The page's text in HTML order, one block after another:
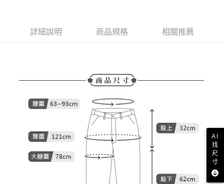
【「AFTEE先享後付」結帳流程】
ATM／網路銀行／等多元方式進行付款，方視為交易完成。
購買商品的店家。未經商家同意取消之訂單仍視為有效，需透過AFTEE先享
後付繳納相關費用。
※ 交易是否成功請以「AFTEE先享後付 」之結帳頁面顯示為準，若有關於
是否繳費成功／繳費後需取消欲退款等相關疑問，請聯繫「AFTEE先享後付
客戶支援中心」 https://netprotections.freshdesk.com/support/home
【注意事項】
１．透過由恩沛科技股份有限公司提供之「AFTEE先享後付」服務完成之交
易，需依本服務之必要範圍內提供個人資料，並將交易相關給付款項請求債
免運費
詳細說明 商品規格 相關推薦
AI
找
尺
寸